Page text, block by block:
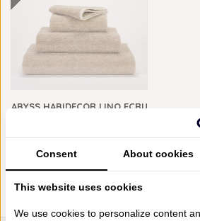
ABYSS HABIDECOR LINO ECRU
€16,50
Consent About cookies
This website uses cookies
We use cookies to personalize content